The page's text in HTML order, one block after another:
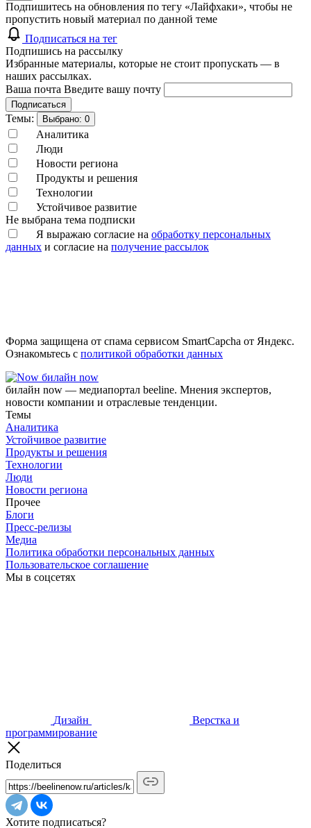
Подпишитесь на обновления по тегу «Лайфхаки», чтобы не
пропустить новый материал по данной теме
Подписаться на тег
Подпишись на рассылку
Избранные материалы, которые не стоит пропускать — в
наших рассылках.
Ваша почта Введите вашу почту
Подписаться
Темы: Выбрано: 0
Аналитика
Люди
Новости региона
Продукты и решения
Технологии
Устойчивое развитие
Не выбрана тема подписки
Я выражаю согласие на обработку персональных
данных и согласие на получение рассылок
Форма защищена от спама сервисом SmartCapcha от Яндекс.
Ознакомьтесь с политикой обработки данных
билайн now
билайн now — медиапортал beeline. Мнения экспертов,
новости компании и отраслевые тенденции.
Темы
Аналитика
Устойчивое развитие
Продукты и решения
Технологии
Люди
Новости региона
Прочее
Блоги
Пресс-релизы
Медиа
Политика обработки персональных данных
Пользовательское соглашение
Мы в соцсетях
Дизайн
Верстка и
программирование
Поделиться
Хотите подписаться?